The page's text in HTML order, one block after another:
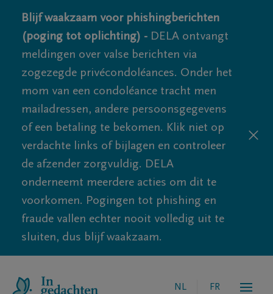
Blijf waakzaam voor phishingberichten
(poging tot oplichting) - DELA ontvangt
meldingen over valse berichten via
zogezegde privécondoléances. Onder het
mom van een condoléance tracht men
mailadressen, andere persoonsgegevens
of een betaling te bekomen. Klik niet op
verdachte links of bijlagen en controleer
de afzender zorgvuldig. DELA
onderneemt meerdere acties om dit te
voorkomen. Pogingen tot phishing en
fraude vallen echter nooit volledig uit te
sluiten, dus blijf waakzaam.
NL FR